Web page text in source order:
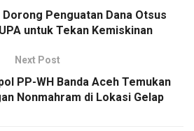
Penguatan Dana Otsus
untuk Tekan Kemiskinan
Next Post
PP-WH Banda Aceh Temukan
Nonmahram di Lokasi Gelap